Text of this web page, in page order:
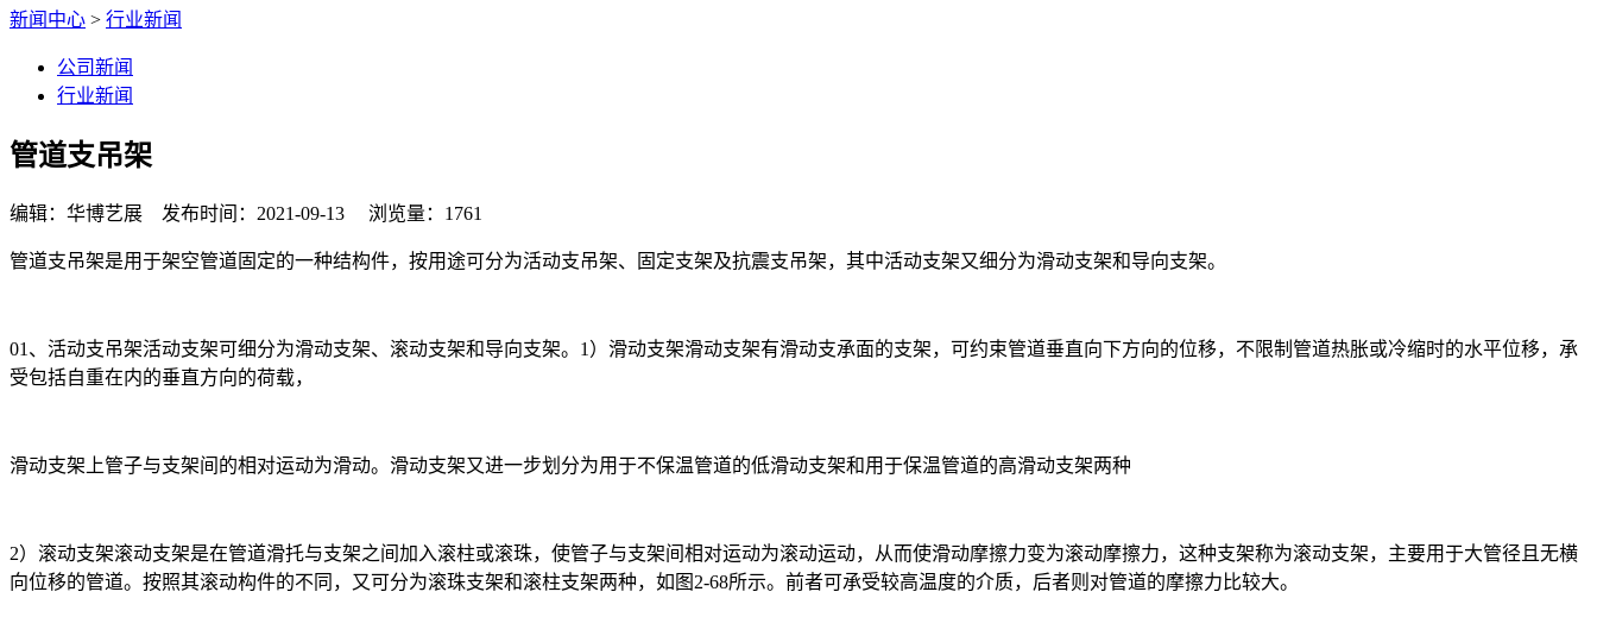
新闻中心 > 行业新闻
公司新闻
行业新闻
管道支吊架
编辑：华博艺展 发布时间：2021-09-13 浏览量：1761
管道支吊架是用于架空管道固定的一种结构件，按用途可分为活动支吊架、固定支架及抗震支吊架，其中活动支架又细分为滑动支架和导向支架。
01、活动支吊架活动支架可细分为滑动支架、滚动支架和导向支架。1）滑动支架滑动支架有滑动支承面的支架，可约束管道垂直向下方向的位移，不限制管道热胀或冷缩时的水平位移，承
受包括自重在内的垂直方向的荷载，
滑动支架上管子与支架间的相对运动为滑动。滑动支架又进一步划分为用于不保温管道的低滑动支架和用于保温管道的高滑动支架两种
2）滚动支架滚动支架是在管道滑托与支架之间加入滚柱或滚珠，使管子与支架间相对运动为滚动运动，从而使滑动摩擦力变为滚动摩擦力，这种支架称为滚动支架，主要用于大管径且无横
向位移的管道。按照其滚动构件的不同，又可分为滚珠支架和滚柱支架两种，如图2-68所示。前者可承受较高温度的介质，后者则对管道的摩擦力比较大。